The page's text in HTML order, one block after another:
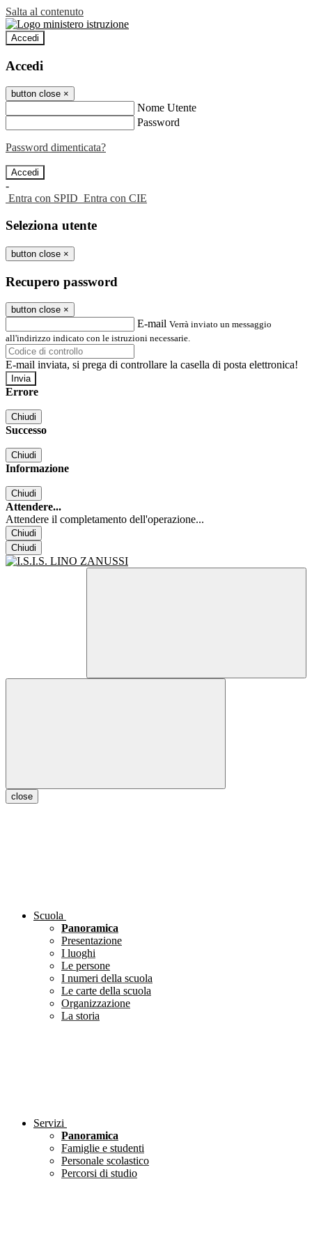
Salta al contenuto
Accedi
Accedi
button close ×
Nome Utente
Password
Password dimenticata?
-
Entra con SPID Entra con CIE
Seleziona utente
button close ×
Recupero password
button close ×
E-mail Verrà inviato un messaggio
all'indirizzo indicato con le istruzioni necessarie.
E-mail inviata, si prega di controllare la casella di posta elettronica!
Errore
Chiudi
Successo
Chiudi
Informazione
Chiudi
Attendere...
Attendere il completamento dell'operazione...
Chiudi
Chiudi
close
Scuola
Panoramica
Presentazione
I luoghi
Le persone
I numeri della scuola
Le carte della scuola
Organizzazione
La storia
Servizi
Panoramica
Famiglie e studenti
Personale scolastico
Percorsi di studio